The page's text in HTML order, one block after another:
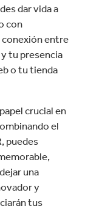
dar vida a
con
entre
tu presencia
o tu tienda
crucial en
el
puedes
una
y
tus